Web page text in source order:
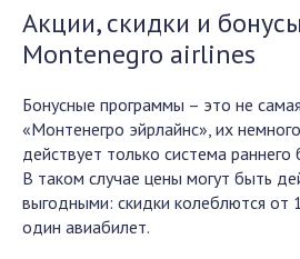
Акции, скидки и
Montenegro airlines
Бонусные программы – это не
«Монтенегро эйрлайнс», их
действует только система
В таком случае цены могут быть
выгодными: скидки колеблются от
один авиабилет.